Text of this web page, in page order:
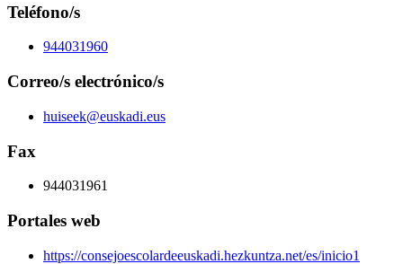
Teléfono/s
944031960
Correo/s electrónico/s
huiseek@euskadi.eus
Fax
944031961
Portales web
https://consejoescolardeeuskadi.hezkuntza.net/es/inicio1